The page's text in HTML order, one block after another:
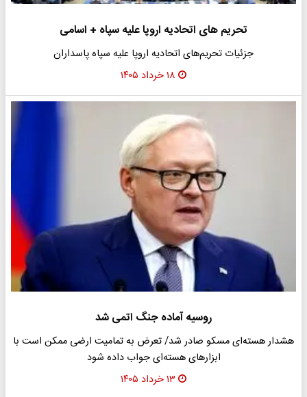
تحریم های اتحادیه اروپا علیه سپاه + اسامی
جزئیات تحریم‌های اتحادیه اروپا علیه سپاه پاسداران
۱۸ خرداد ۱۴۰۵
روسیه آماده جنگ اتمی شد
هشدار هسته‌ای مسکو صادر شد/ تعرض به تمامیت ارضی ممکن است با
ابزارهای هسته‌ای جواب داده شود
۱۳ خرداد ۱۴۰۵